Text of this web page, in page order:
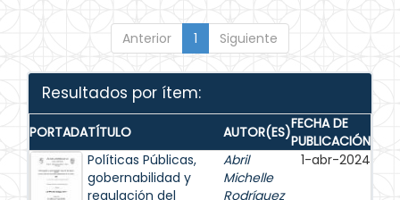
Anterior 1 Siguiente
Resultados por ítem:
PORTADATÍTULO AUTOR(ES)FECHA DE
PUBLICACIÓN
Políticas Públicas,
gobernabilidad y
regulación del
Abril
Michelle
Rodríguez
1-abr-2024